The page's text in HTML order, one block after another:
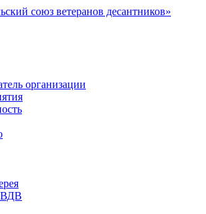
организации
ВДВ